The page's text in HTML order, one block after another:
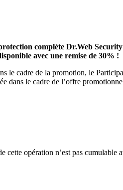
complète Dr.Web
avec une remise de 30% !
le cadre de la promotion, le
dans le cadre de l’offre
cette opération n’est pas cumulable